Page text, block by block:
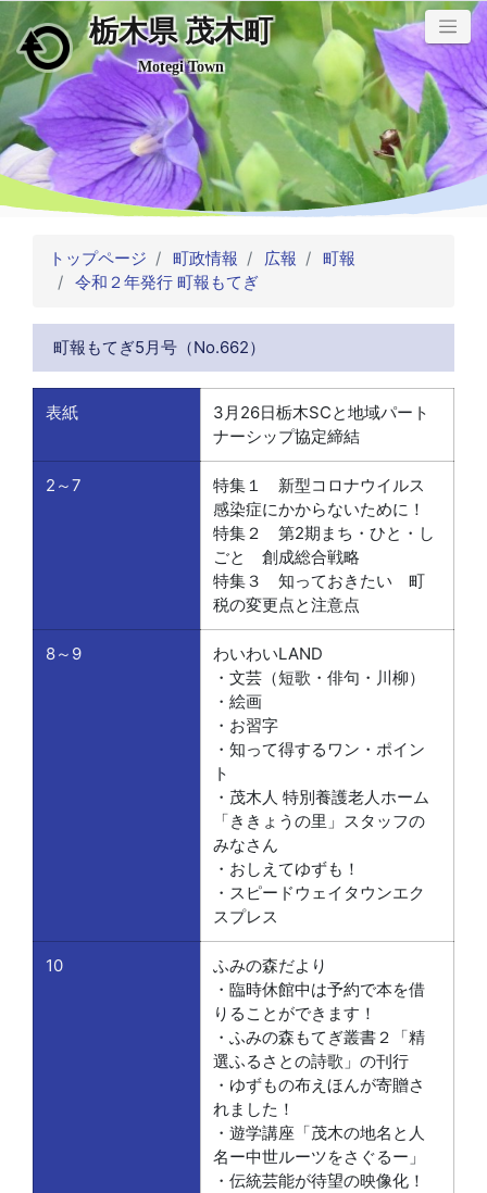
メインコンテンツにスキップ
栃木県 茂木町
Motegi Town
トップページ 町政情報 広報
町報
令和２年発行 町報もてぎ
町報もてぎ5月号（No.662）
表紙
3月26日栃木SCと地域パート
ナーシップ協定締結
2～7
特集１ 新型コロナウイルス
感染症にかからないために！
特集２ 第2期まち・ひと・し
ごと 創成総合戦略
特集３ 知っておきたい 町
税の変更点と注意点
8～9
わいわいLAND
・文芸（短歌・俳句・川柳）
・絵画
・お習字
・知って得するワン・ポイン
ト
・茂木人 特別養護老人ホーム
「ききょうの里」スタッフの
みなさん
・おしえてゆずも！
・スピードウェイタウンエク
スプレス
10
ふみの森だより
・臨時休館中は予約で本を借
りることができます！
・ふみの森もてぎ叢書２「精
選ふるさとの詩歌」の刊行
・ゆずもの布えほんが寄贈さ
れました！
・遊学講座「茂木の地名と人
名ー中世ルーツをさぐるー」
・伝統芸能が待望の映像化！